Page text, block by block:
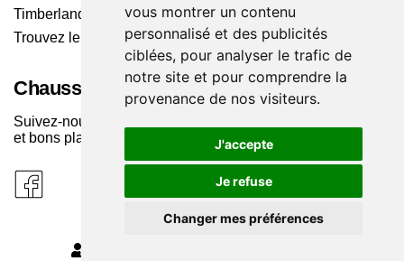
vous montrer un contenu
personnalisé et des publicités
ciblées, pour analyser le trafic de
notre site et pour comprendre la
provenance de nos visiteurs.
J'accepte
Je refuse
Changer mes préférences
Timberland
Trouvez le magasin le plus proche
Chaussuresonline sur les Médias sociaux
Suivez-nous sur les réseaux pour les dernières tendances
et bons plans !